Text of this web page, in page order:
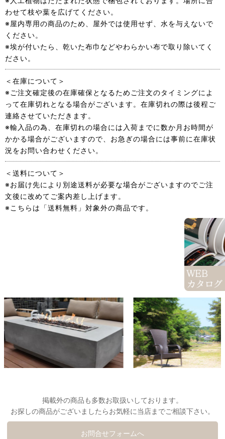
わせて枝や葉を広げてください。
※屋内専用の商品のため、屋外では使用せず、水を与えないで
ください。
※埃が付いたら、乾いた布巾などやわらかい布で取り除いてく
ださい。
＜在庫について＞
※ご注文確定後の在庫確保となるためご注文のタイミングによ
って在庫切れとなる場合がございます。在庫切れの際は後程ご
連絡させていただきます。
※輸入品の為、在庫切れの場合には入荷までに数か月お時間が
かかる場合がございますので、お急ぎの場合には事前に在庫状
況をお問い合わせください。
＜送料について＞
※お届け先により別途送料が必要な場合がございますのでご注
文後に改めてご案内差し上げます。
※こちらは「送料無料」対象外の商品です。
掲載外の商品も多数お取扱いしております。
お探しの商品がございましたらお気軽に当店までご相談下さい。
お問合せフォームへ